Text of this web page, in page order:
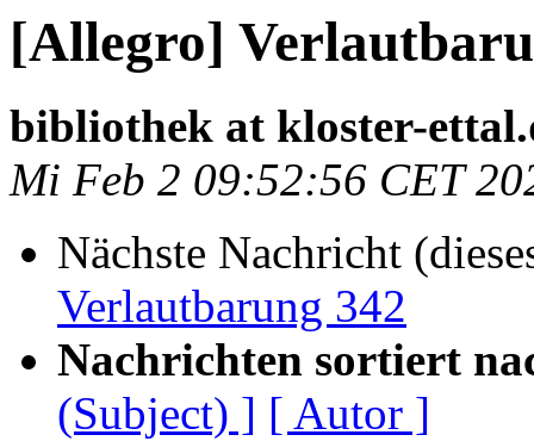
[Allegro]
bibliothek at kloster-
Mi Feb 2 09:52:56 CET
Nächste Nachricht
Verlautbarung 342
Nachrichten sortiert
(Subject) ] [ Autor ]